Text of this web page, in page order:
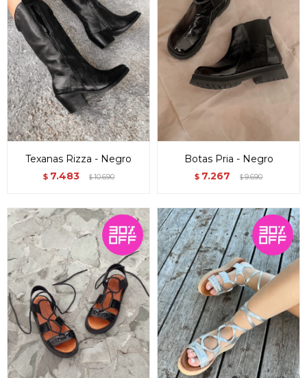
Texanas Rizza - Negro
$ 7.483 $10.690
Botas Pria - Negro
$ 7.267 $9.690